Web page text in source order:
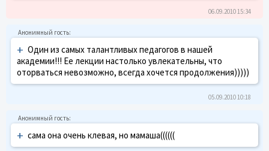
06.09.2010 15:34
+ Один из самых талантливых педагогов в нашей
академии!!! Ее лекции настолько увлекательны, что
оторваться невозможно, всегда хочется продолжения)))))
05.09.2010 10:18
+ сама она очень клевая, но мамаша((((((